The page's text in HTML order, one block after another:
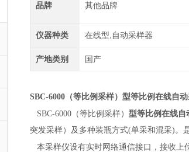
品牌 其他品牌
仪器种类 在线型,自动采样器
产地类别 国产
SBC-6000（等比例采样） 型等比例在线自
SBC-6000（等比例采样） 型等比例在线自
突发采样）及多种装瓶方式(单采和混采)。
本采样仪设有实时网络通信接口，接收上